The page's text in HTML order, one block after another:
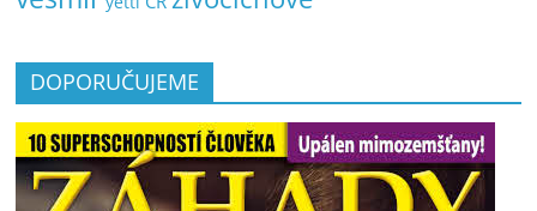
DOPORUČUJEME